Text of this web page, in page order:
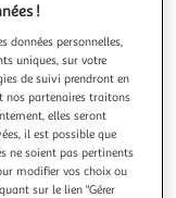
!
données personnelles,
uniques, sur votre
de suivi prendront en
nos partenaires traitons
elles seront
il est possible que
ne soient pas pertinents
modifier vos choix ou
sur le lien "Gérer